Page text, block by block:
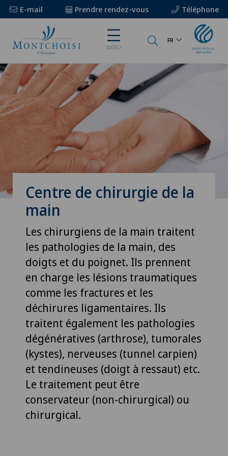
E-mail Prendre rendez-vous Téléphone
MENU
FR
Centre de chirurgie de la
main
Les chirurgiens de la main traitent
les pathologies de la main, des
doigts et du poignet. Ils prennent
en charge les lésions traumatiques
comme les fractures et les
déchirures ligamentaires. Ils
traitent également les pathologies
dégénératives (arthrose), tumorales
(kystes), nerveuses (tunnel carpien)
et tendineuses (doigt à ressaut) etc.
Le traitement peut être
conservateur (non-chirurgical) ou
chirurgical.